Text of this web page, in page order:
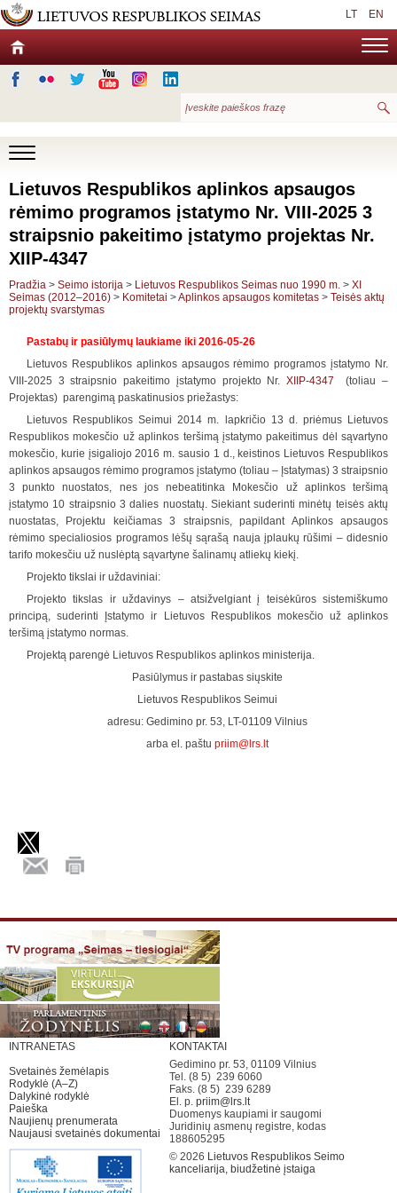
LT EN
Lietuvos Respublikos aplinkos apsaugos
rėmimo programos įstatymo Nr. VIII-2025 3
straipsnio pakeitimo įstatymo projektas Nr.
XIIP-4347
Pradžia > Seimo istorija > Lietuvos Respublikos Seimas nuo 1990 m. > XI
Seimas (2012–2016) > Komitetai >Aplinkos apsaugos komitetas > Teisės aktų
projektų svarstymas
Pastabų ir pasiūlymų laukiame iki 2016-05-26
Lietuvos Respublikos aplinkos apsaugos rėmimo programos įstatymo Nr.
VIII-2025 3 straipsnio pakeitimo įstatymo projekto Nr. XIIP-4347 (toliau –
Projektas) parengimą paskatinusios priežastys:
Lietuvos Respublikos Seimui 2014 m. lapkričio 13 d. priėmus Lietuvos
Respublikos mokesčio už aplinkos teršimą įstatymo pakeitimus dėl sąvartyno
mokesčio, kurie įsigaliojo 2016 m. sausio 1 d., keistinos Lietuvos Respublikos
aplinkos apsaugos rėmimo programos įstatymo (toliau – Įstatymas) 3 straipsnio
3 punkto nuostatos, nes jos nebeatitinka Mokesčio už aplinkos teršimą
įstatymo 10 straipsnio 3 dalies nuostatų. Siekiant suderinti minėtų teisės aktų
nuostatas, Projektu keičiamas 3 straipsnis, papildant Aplinkos apsaugos
rėmimo specialiosios programos lėšų sąrašą nauja įplaukų rūšimi – didesnio
tarifo mokesčiu už nuslėptą sąvartyne šalinamų atliekų kiekį.
Projekto tikslai ir uždaviniai:
Projekto tikslas ir uždavinys – atsižvelgiant į teisėkūros sistemiškumo
principą, suderinti Įstatymo ir Lietuvos Respublikos mokesčio už aplinkos
teršimą įstatymo normas.
Projektą parengė Lietuvos Respublikos aplinkos ministerija.
Pasiūlymus ir pastabas siųskite
Lietuvos Respublikos Seimui
adresu: Gedimino pr. 53, LT-01109 Vilnius
arba el. paštu priim@lrs.lt
INTRANETAS
Svetainės žemėlapis
Rodyklė (A–Z)
Dalykinė rodyklė
Paieška
Naujienų prenumerata
Naujausi svetainės dokumentai
KONTAKTAI
Gedimino pr. 53, 01109 Vilnius
Tel. (8 5) 239 6060
Faks. (8 5) 239 6289
El. p. priim@lrs.lt
Duomenys kaupiami ir saugomi
Juridinių asmenų registre, kodas
188605295
© 2026 Lietuvos Respublikos Seimo
kanceliarija, biudžetinė įstaiga